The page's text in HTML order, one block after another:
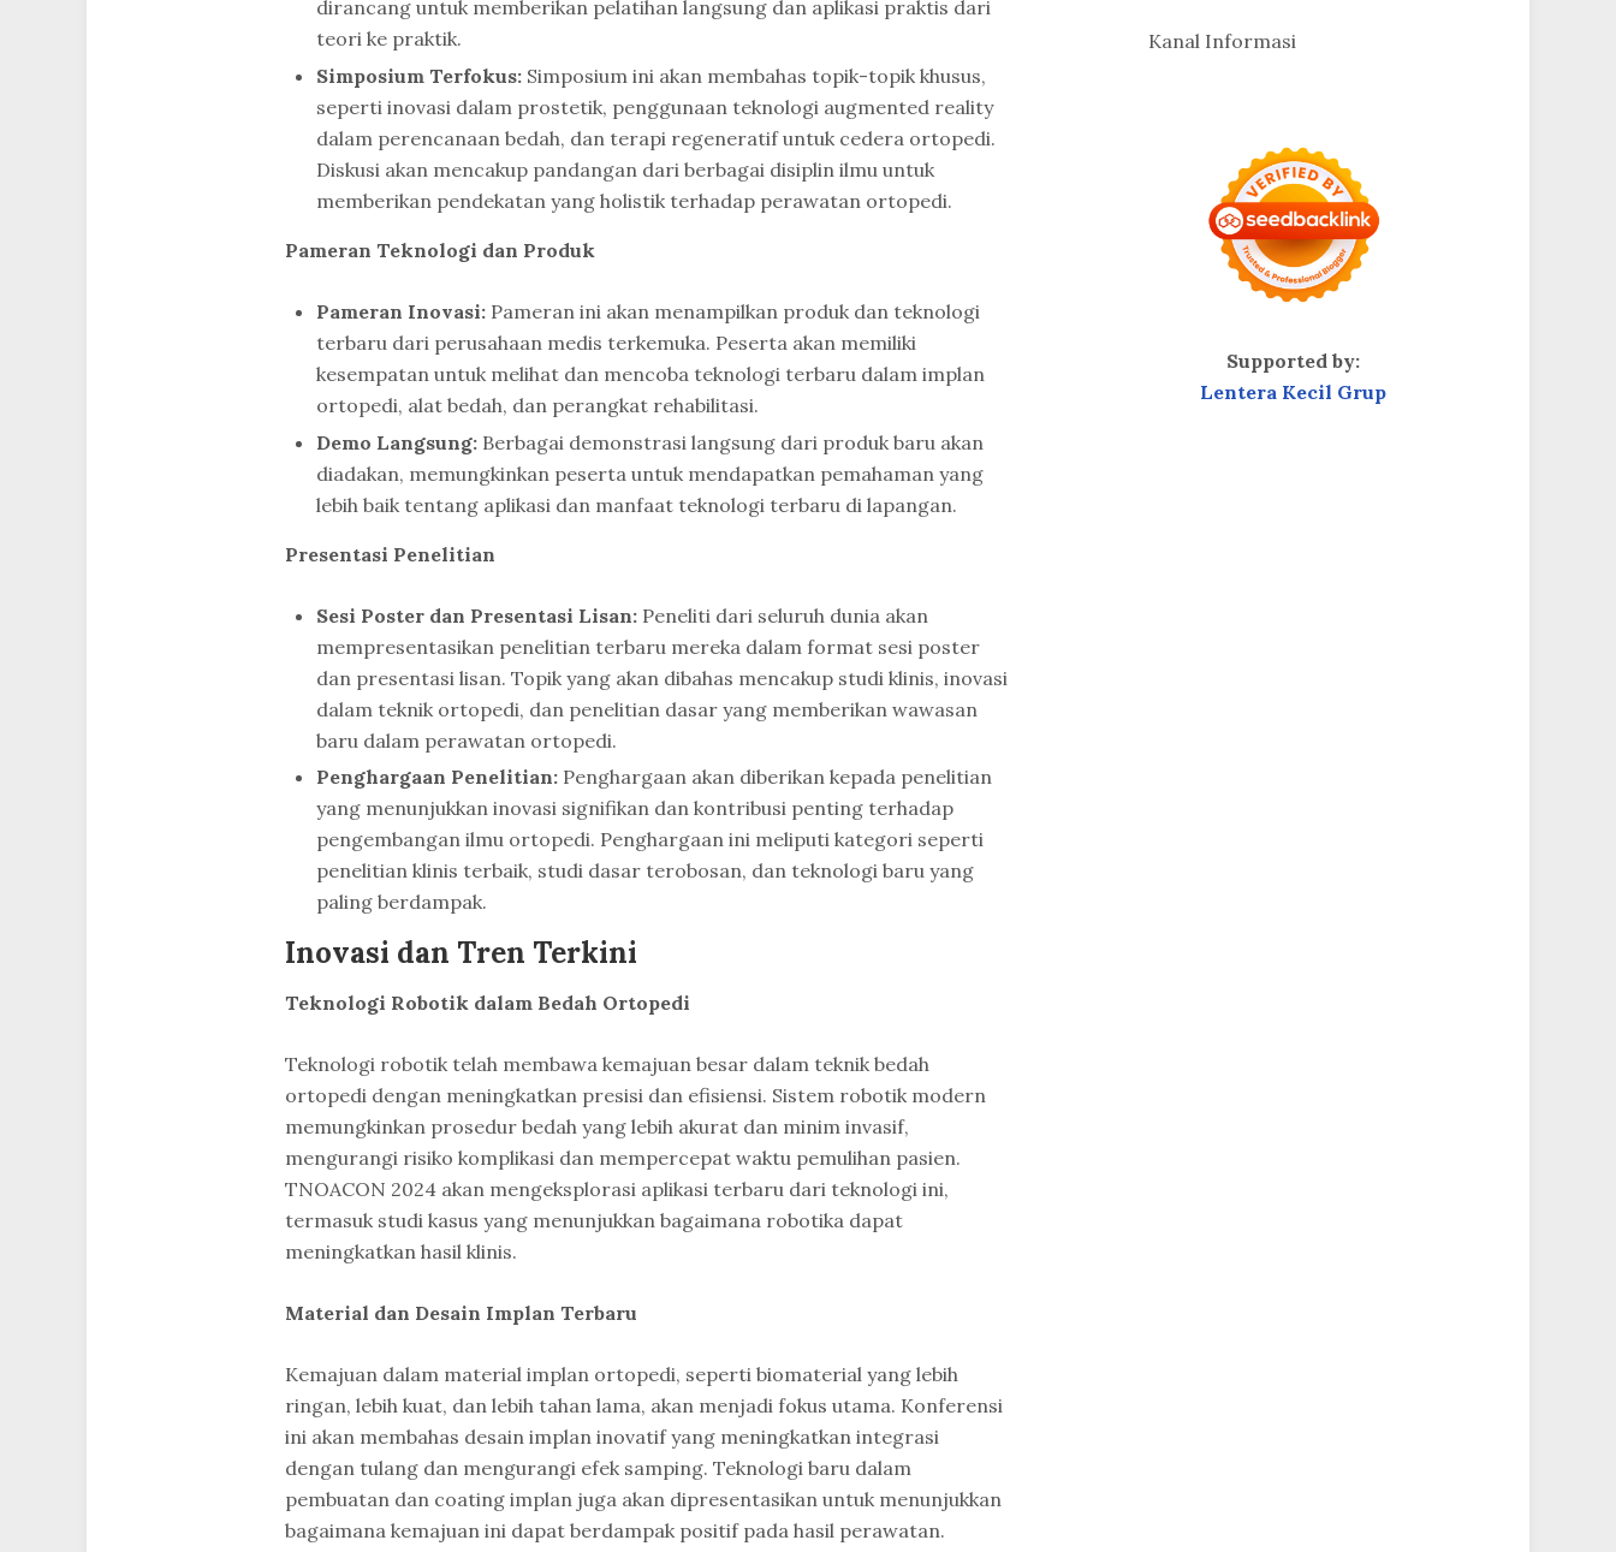
dirancang untuk memberikan pelatihan langsung dan aplikasi praktis dari
teori ke praktik.
Simposium Terfokus:Simposium ini akan membahas topik-topik khusus,
seperti inovasi dalam prostetik, penggunaan teknologi augmented reality
dalam perencanaan bedah, dan terapi regeneratif untuk cedera ortopedi.
Diskusi akan mencakup pandangan dari berbagai disiplin ilmu untuk
memberikan pendekatan yang holistik terhadap perawatan ortopedi.
Pameran Teknologi dan Produk
Pameran Inovasi:Pameran ini akan menampilkan produk dan teknologi
terbaru dari perusahaan medis terkemuka. Peserta akan memiliki
kesempatan untuk melihat dan mencoba teknologi terbaru dalam implan
ortopedi, alat bedah, dan perangkat rehabilitasi.
Demo Langsung:Berbagai demonstrasi langsung dari produk baru akan
diadakan, memungkinkan peserta untuk mendapatkan pemahaman yang
lebih baik tentang aplikasi dan manfaat teknologi terbaru di lapangan.
Presentasi Penelitian
Sesi Poster dan Presentasi Lisan:Peneliti dari seluruh dunia akan
mempresentasikan penelitian terbaru mereka dalam format sesi poster
dan presentasi lisan. Topik yang akan dibahas mencakup studi klinis, inovasi
dalam teknik ortopedi, dan penelitian dasar yang memberikan wawasan
baru dalam perawatan ortopedi.
Penghargaan Penelitian:Penghargaan akan diberikan kepada penelitian
yang menunjukkan inovasi signifikan dan kontribusi penting terhadap
pengembangan ilmu ortopedi. Penghargaan ini meliputi kategori seperti
penelitian klinis terbaik, studi dasar terobosan, dan teknologi baru yang
paling berdampak.
Inovasi dan Tren Terkini
Teknologi Robotik dalam Bedah Ortopedi
Teknologi robotik telah membawa kemajuan besar dalam teknik bedah
ortopedi dengan meningkatkan presisi dan efisiensi. Sistem robotik modern
memungkinkan prosedur bedah yang lebih akurat dan minim invasif,
mengurangi risiko komplikasi dan mempercepat waktu pemulihan pasien.
TNOACON 2024 akan mengeksplorasi aplikasi terbaru dari teknologi ini,
termasuk studi kasus yang menunjukkan bagaimana robotika dapat
meningkatkan hasil klinis.
Material dan Desain Implan Terbaru
Kemajuan dalam material implan ortopedi, seperti biomaterial yang lebih
ringan, lebih kuat, dan lebih tahan lama, akan menjadi fokus utama. Konferensi
ini akan membahas desain implan inovatif yang meningkatkan integrasi
dengan tulang dan mengurangi efek samping. Teknologi baru dalam
pembuatan dan coating implan juga akan dipresentasikan untuk menunjukkan
bagaimana kemajuan ini dapat berdampak positif pada hasil perawatan.
Kanal Informasi
Supported by:
Lentera Kecil Grup